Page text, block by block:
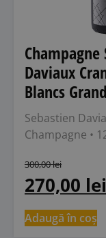
Champagne
Daviaux
Blancs
Sebastien
Champagne •
300,00lei
270,00 lei
Adaugă în coș